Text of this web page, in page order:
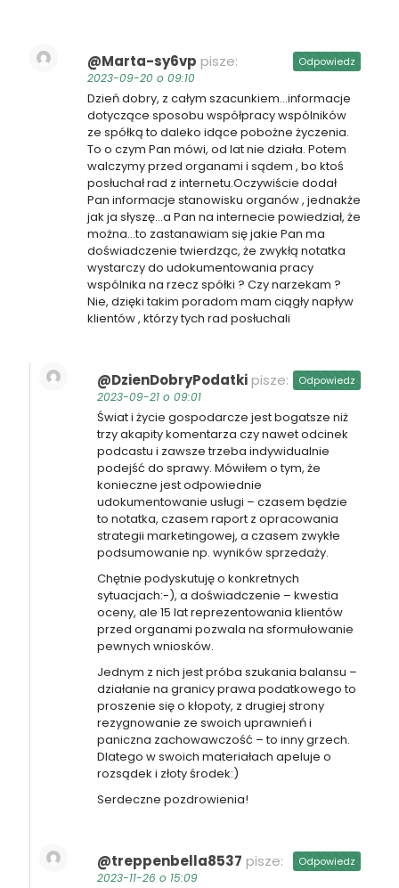
@Marta-sy6vp pisze:
2023-09-20 o 09:10
Dzień dobry, z całym szacunkiem…informacje
dotyczące sposobu współpracy wspólników
ze spółką to daleko idące pobożne życzenia.
To o czym Pan mówi, od lat nie działa. Potem
walczymy przed organami i sądem , bo ktoś
posłuchał rad z internetu.Oczywiście dodał
Pan informacje stanowisku organów , jednakże
jak ja słyszę…a Pan na internecie powiedział, że
można…to zastanawiam się jakie Pan ma
doświadczenie twierdząc, że zwykłą notatka
wystarczy do udokumentowania pracy
wspólnika na rzecz spółki ? Czy narzekam ?
Nie, dzięki takim poradom mam ciągły napływ
klientów , którzy tych rad posłuchali
Odpowiedz
@DzienDobryPodatkipisze:
2023-09-21 o 09:01
Świat i życie gospodarcze jest bogatsze niż
trzy akapity komentarza czy nawet odcinek
podcastu i zawsze trzeba indywidualnie
podejść do sprawy. Mówiłem o tym, że
konieczne jest odpowiednie
udokumentowanie usługi – czasem będzie
to notatka, czasem raport z opracowania
strategii marketingowej, a czasem zwykłe
podsumowanie np. wyników sprzedaży.
Chętnie podyskutuję o konkretnych
sytuacjach:-), a doświadczenie – kwestia
oceny, ale 15 lat reprezentowania klientów
przed organami pozwala na sformułowanie
pewnych wniosków.
Jednym z nich jest próba szukania balansu –
działanie na granicy prawa podatkowego to
proszenie się o kłopoty, z drugiej strony
rezygnowanie ze swoich uprawnień i
paniczna zachowawczość – to inny grzech.
Dlatego w swoich materiałach apeluje o
rozsądek i złoty środek:)
Serdeczne pozdrowienia!
Odpowiedz
@treppenbella8537 pisze:
2023-11-26 o 15:09
Odpowiedz